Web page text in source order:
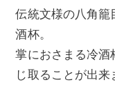
伝統文様の八角籠
酒杯。
掌におさまる冷酒
じ取ることが出来